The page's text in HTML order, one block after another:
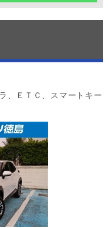
、ＥＴＣ、スマートキー